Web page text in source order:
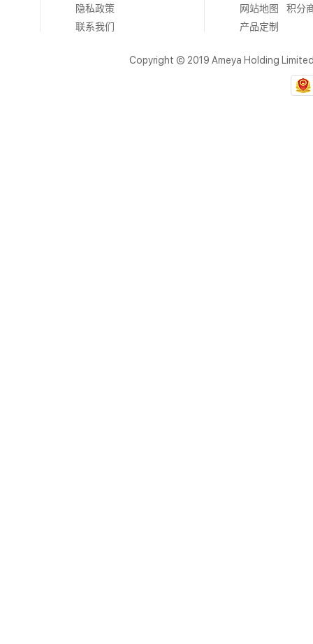
隐私政策
联系我们
网站地图
积分
产品定制
Copyright © 2019 Ameya Holding